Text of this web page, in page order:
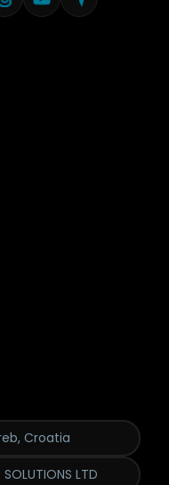
Croatia
LTD